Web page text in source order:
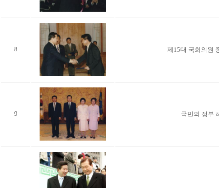
8 제15대 국회의원
9 국민의 정부